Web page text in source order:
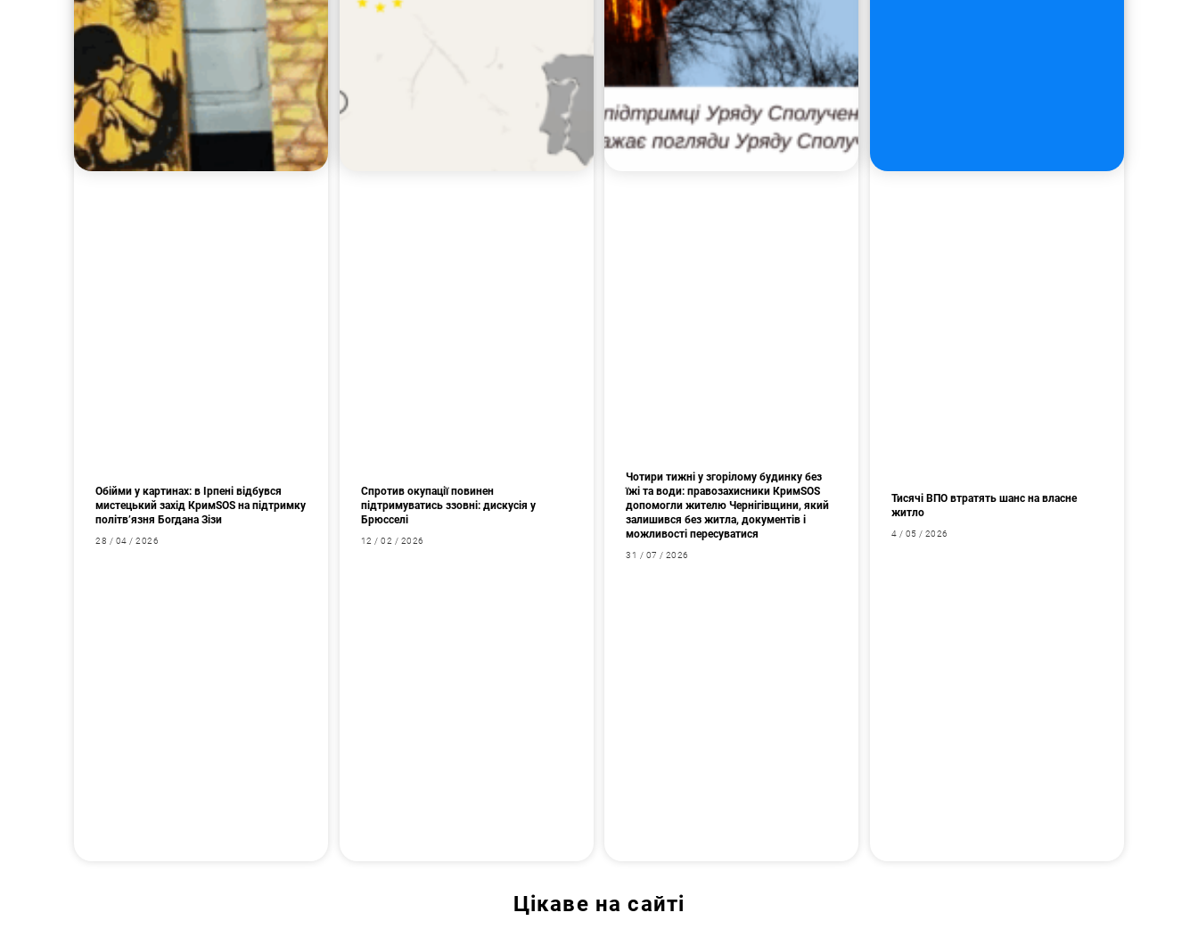
Обійми у картинах: в Ірпені відбувся
мистецький захід КримSOS на підтримку
політв’язня Богдана Зізи
28 / 04 / 2026
Спротив окупації повинен
підтримуватись ззовні: дискусія у
Брюсселі
12 / 02 / 2026
Чотири тижні у згорілому будинку без
їжі та води: правозахисники КримSOS
допомогли жителю Чернігівщини, який
залишився без житла, документів і
можливості пересуватися
31 / 07 / 2026
Тисячі ВПО втратять шанс на власне
житло
4 / 05 / 2026
Цікаве на сайті